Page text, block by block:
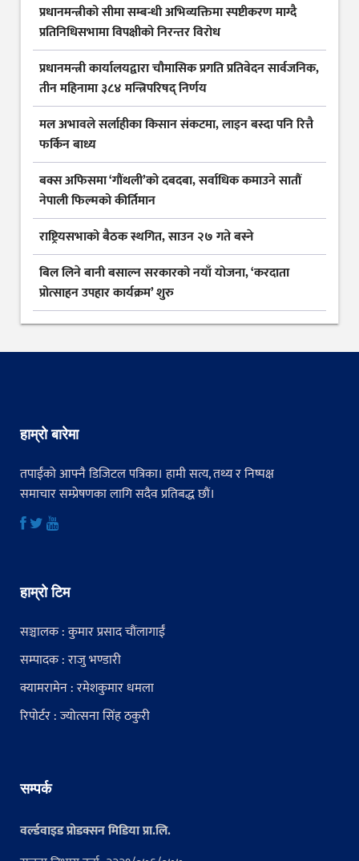
प्रधानमन्त्रीको सीमा सम्बन्धी अभिव्यक्तिमा स्पष्टीकरण माग्दै
प्रतिनिधिसभामा विपक्षीको निरन्तर विरोध
प्रधानमन्त्री कार्यालयद्वारा चौमासिक प्रगति प्रतिवेदन सार्वजनिक,
तीन महिनामा ३८४ मन्त्रिपरिषद् निर्णय
मल अभावले सर्लाहीका किसान संकटमा, लाइन बस्दा पनि रित्तै
फर्किन बाध्य
बक्स अफिसमा ‘गौंथली’को दबदबा, सर्वाधिक कमाउने सातौं
नेपाली फिल्मको कीर्तिमान
राष्ट्रियसभाको बैठक स्थगित, साउन २७ गते बस्ने
बिल लिने बानी बसाल्न सरकारको नयाँ योजना, ‘करदाता
प्रोत्साहन उपहार कार्यक्रम’ शुरु
हाम्रो बारेमा
तपाईंको आफ्नै डिजिटल पत्रिका। हामी सत्य, तथ्य र निष्पक्ष
समाचार सम्प्रेषणका लागि सदैव प्रतिबद्ध छौं।
हाम्रो टिम
सञ्चालक : कुमार प्रसाद चौंलागाईं
सम्पादक : राजु भण्डारी
क्यामरामेन : रमेशकुमार धमला
रिपोर्टर : ज्योत्सना सिंह ठकुरी
सम्पर्क
वर्ल्डवाइड प्रोडक्सन मिडिया प्रा.लि.